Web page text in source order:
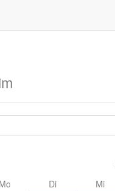
Mo Di Mi